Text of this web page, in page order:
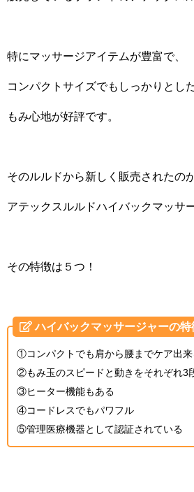
特にマッサージアイテムが豊富で、
コンパクトサイズでもしっかりとし
もみ心地が好評です。
そのルルドから新しく販売されたの
アテックスルルドハイバックマッサ
その特徴は５つ！
ハイバックマッサージャーの特
①コンパクトでも肩から腰までケア出来
②もみ玉のスピードと動きをそれぞれ3
③ヒーター機能もある
④コードレスでもパワフル
⑤管理医療機器として認証されている